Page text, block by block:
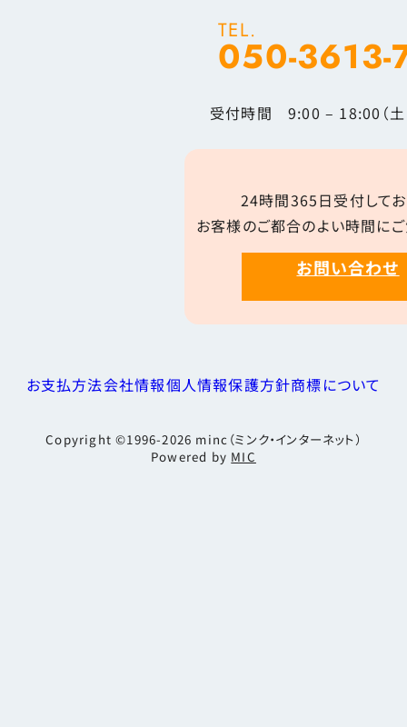
TEL.
050-3613-
受付時間 9:00 – 18:00（土
24時間365日受付してお
お客様のご都合のよい時間にご
お問い合わせ
お支払方法会社情報個人情報保護方針商標について
Copyright ©1996-2026 minc（ミンク・インターネット）
Powered by MIC